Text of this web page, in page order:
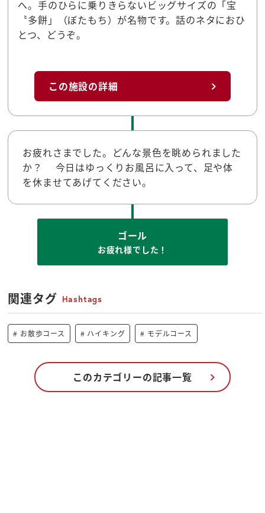
へ。手のひらに乗りきらないビッグサイズの「宝
〝多餅」（ぼたもち）が名物です。話のネタにおひ
とつ、どうぞ。
この施設の詳細
お疲れさまでした。どんな景色を眺められました
か？ 今日はゆっくりお風呂に入って、足や体
を休ませてあげてください。
ゴール
お疲れ様でした！
関連タグ Hashtags
お散歩コース ハイキング モデルコース
このカテゴリーの記事一覧